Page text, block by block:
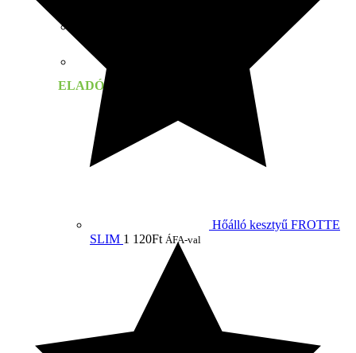
ELADÓ A KATEGÓRIÁBAN
Hőálló kesztyű FROTTE
SLIM 1 120Ft ÁFA-val